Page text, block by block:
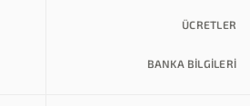
ÜCRETLER
BANKA BILGILERI